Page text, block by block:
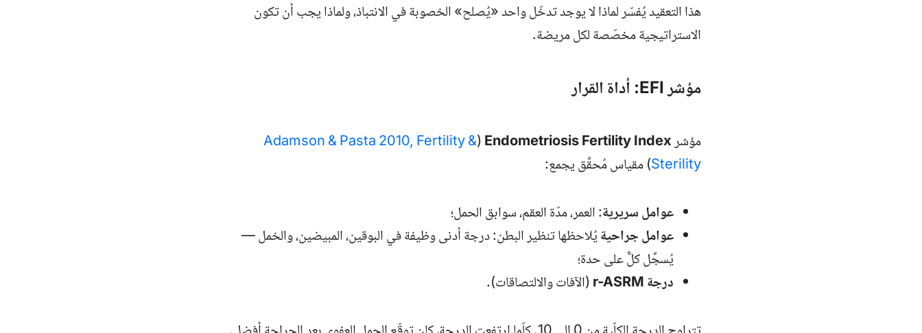
هذا التعقيد يُفسّر لماذا لا يوجد تدخّل واحد «يُصلح» الخصوبة في الانتباذ، ولماذا يجب أن تكون
الاستراتيجية مخصّصة لكل مريضة.
مؤشر EFI: أداة القرار
مؤشرEndometriosis Fertility Index
(
Adamson & Pasta 2010, Fertility &
Sterility) مقياس مُحقَّق يجمع:
عوامل سريرية: العمر، مدّة العقم، سوابق الحمل؛
عوامل جراحيةيُلاحظها تنظير البطن: درجة أدنى وظيفة في البوقين، المبيضين، والخمل —
يُسجَّل كلٌّ على حدة؛
درجةr-ASRM(الآفات والالتصاقات).